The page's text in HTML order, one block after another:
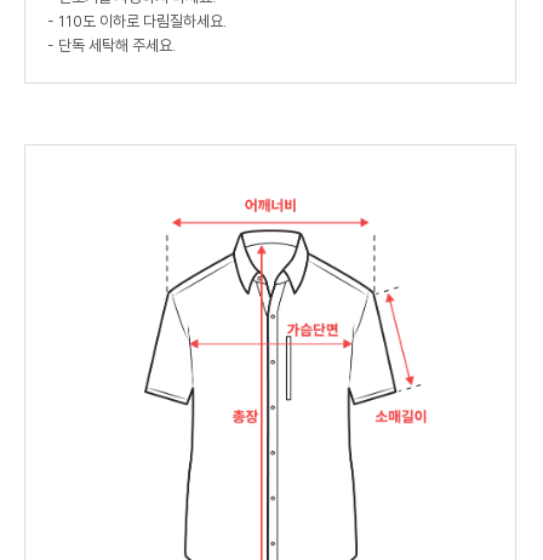
- 110도 이하로 다림질하세요.
- 단독 세탁해 주세요.